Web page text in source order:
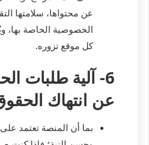
عن محتواها، سلامتها
الخصوصية الخاصة بها،
كل موقع تزوره.
6- آلية طلبات
عن انتهاك
بما أن المنصة تعتمد